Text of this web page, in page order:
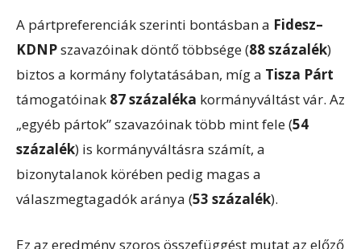
A pártpreferenciák szerinti bontásban a Fidesz–
KDNPszavazóinak döntő többsége (88 százalék)
biztos a kormány folytatásában, míg a Tisza Párt
támogatóinak 87 százaléka kormányváltást vár. Az
„egyéb pártok” szavazóinak több mint fele (54
százalék) is kormányváltásra számít, a
bizonytalanok körében pedig magas a
válaszmegtagadók aránya (53 százalék).
Ez az eredmény szoros összefüggést mutat az előző